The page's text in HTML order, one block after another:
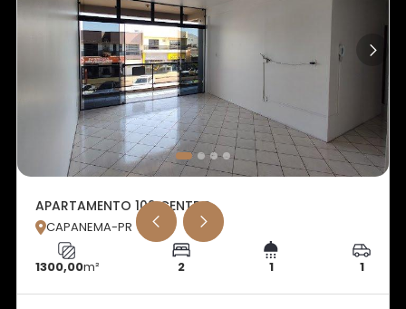
APARTAMENTO 102 CENTRO
CAPANEMA-PR
1300,00m² 2 1 1